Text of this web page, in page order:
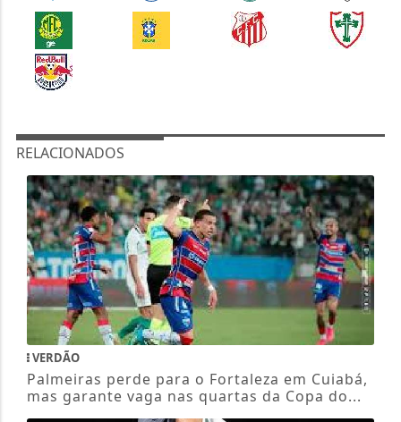
RELACIONADOS
VERDÃO
Palmeiras perde para o Fortaleza em Cuiabá,
mas garante vaga nas quartas da Copa do...